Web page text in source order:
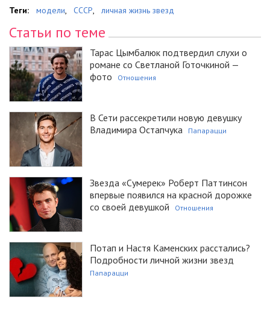
Теги: модели, СССР, личная жизнь звезд
Статьи по теме
Тарас Цымбалюк подтвердил слухи о
романе со Светланой Готочкиной —
фото
Отношения
В Сети рассекретили новую девушку
Владимира Остапчука
Папарацци
Звезда «Сумерек» Роберт Паттинсон
впервые появился на красной дорожке
со своей девушкой
Отношения
Потап и Настя Каменских расстались?
Подробности личной жизни звезд
Папарацци